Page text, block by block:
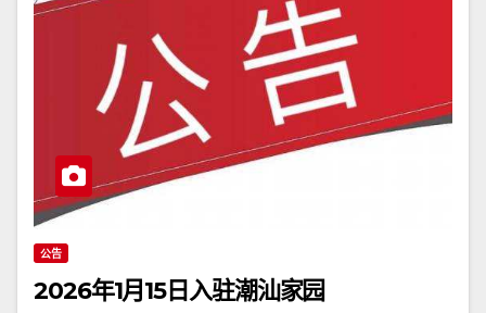
公告
2026年1月15日入驻潮汕家园